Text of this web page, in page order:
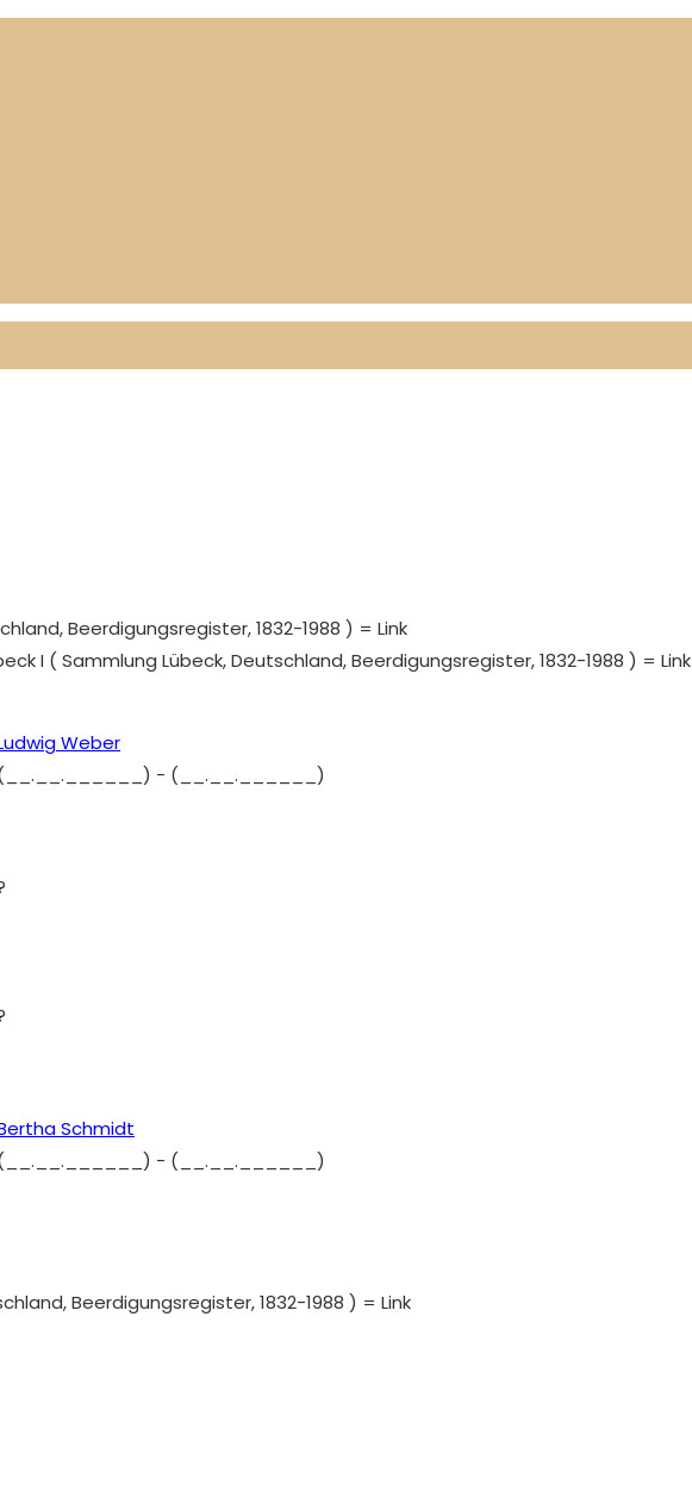
Beerdigungsregister, 1832-1988 ) = Link
I ( Sammlung Lübeck, Deutschland, Beerdigungsregister, 1832-1988 ) = Link
Weber
- (__.__.______)
Schmidt
- (__.__.______)
Beerdigungsregister, 1832-1988 ) = Link